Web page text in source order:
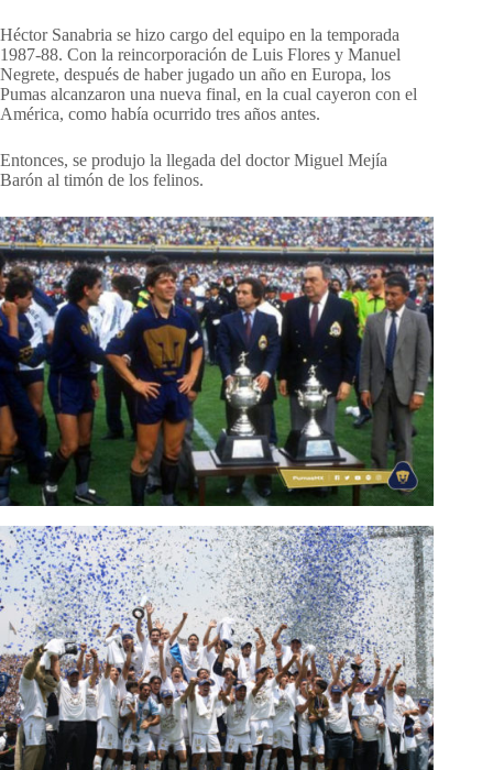
Héctor Sanabria se hizo cargo del equipo en la temporada
1987-88. Con la reincorporación de Luis Flores y Manuel
Negrete, después de haber jugado un año en Europa, los
Pumas alcanzaron una nueva final, en la cual cayeron con el
América, como había ocurrido tres años antes.
Entonces, se produjo la llegada del doctor Miguel Mejía
Barón al timón de los felinos.